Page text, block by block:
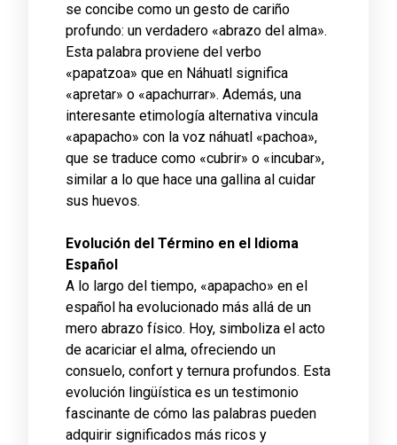
se concibe como un gesto de cariño
profundo: un verdadero «abrazo del alma».
Esta palabra proviene del verbo
«papatzoa» que en Náhuatl significa
«apretar» o «apachurrar». Además, una
interesante etimología alternativa vincula
«apapacho» con la voz náhuatl «pachoa»,
que se traduce como «cubrir» o «incubar»,
similar a lo que hace una gallina al cuidar
sus huevos.
Evolución del Término en el Idioma
Español
A lo largo del tiempo, «apapacho» en el
español ha evolucionado más allá de un
mero abrazo físico. Hoy, simboliza el acto
de acariciar el alma, ofreciendo un
consuelo, confort y ternura profundos. Esta
evolución lingüística es un testimonio
fascinante de cómo las palabras pueden
adquirir significados más ricos y